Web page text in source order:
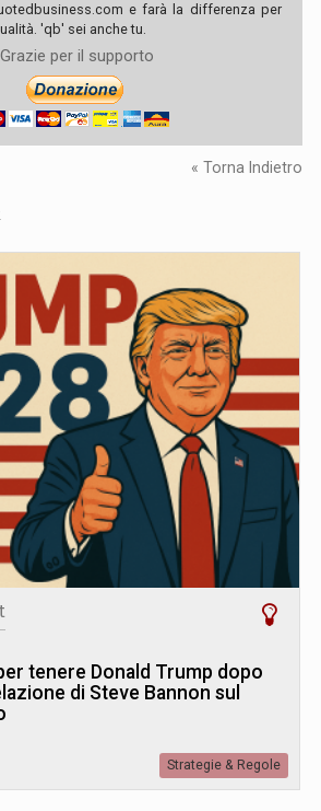
e farà la differenza per
'qb' sei anche tu.
Grazie per il supporto
« Torna Indietro
tenere Donald Trump dopo
di Steve Bannon sul
Strategie & Regole